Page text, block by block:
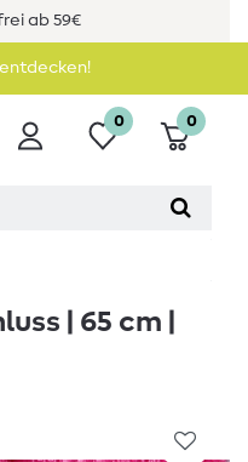
ab 59€
0 0
| 65 cm |